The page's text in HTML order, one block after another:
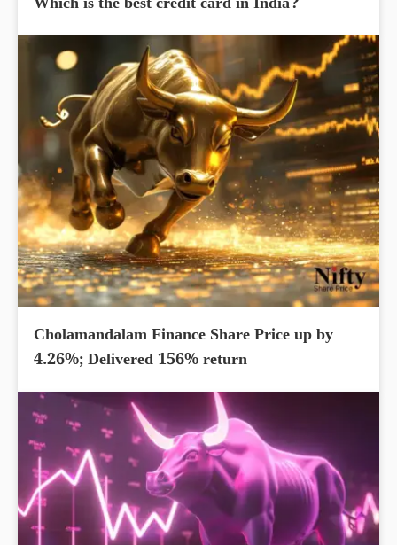
Which is the best credit card in India?
Cholamandalam Finance Share Price up by
4.26%; Delivered 156% return